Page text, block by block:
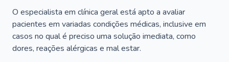
O especialista em clínica geral está apto a avaliar
pacientes em variadas condições médicas, inclusive em
casos no qual é preciso uma solução imediata, como
dores, reações alérgicas e mal estar.